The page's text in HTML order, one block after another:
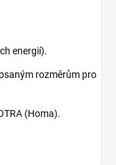
energií).
rozměrům pro
(Homa).